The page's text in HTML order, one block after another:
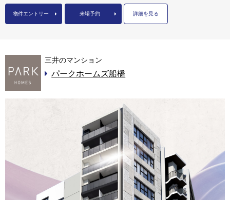
物件エントリー 来場予約 詳細を見る
三井のマンション
パークホームズ船橋